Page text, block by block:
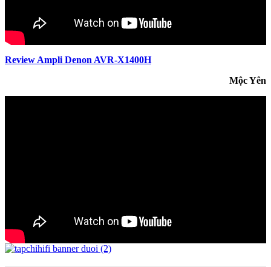
Review Ampli Denon AVR-X1400H
Mộc Yên